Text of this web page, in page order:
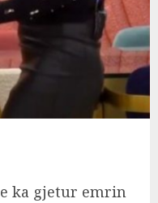
ka gjetur emrin